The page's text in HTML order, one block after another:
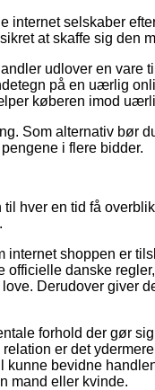
internet selskaber
at skaffe sig den
udlover en vare
på en uærlig
køberen imod
Som alternativ bør
i flere bidder.
hver en tid få
shoppen er
danske
Derudover giver
forhold der gør
er det
bevidne
mand eller kvinde.